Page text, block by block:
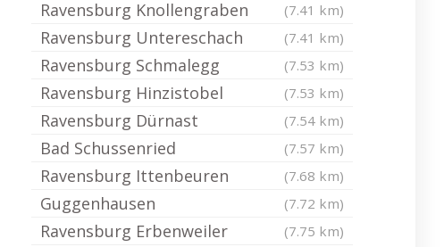
Ravensburg Knollengraben (7.41 km)
Ravensburg Untereschach (7.41 km)
Ravensburg Schmalegg (7.53 km)
Ravensburg Hinzistobel (7.53 km)
Ravensburg Dürnast (7.54 km)
Bad Schussenried (7.57 km)
Ravensburg Ittenbeuren (7.68 km)
Guggenhausen (7.72 km)
Ravensburg Erbenweiler (7.75 km)